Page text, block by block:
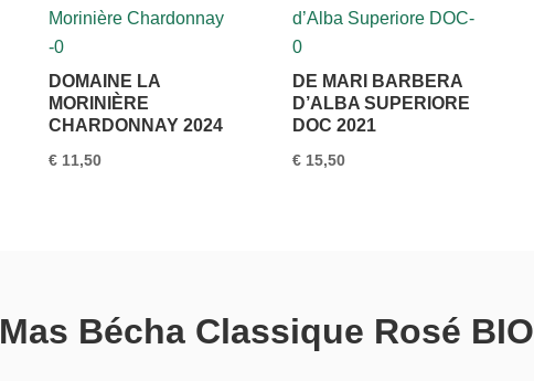
DOMAINE LA
MORINIÈRE
CHARDONNAY 2024
€ 11,50
DE MARI BARBERA
D’ALBA SUPERIORE
DOC 2021
€ 15,50
Mas Bécha Classique Rosé BIO